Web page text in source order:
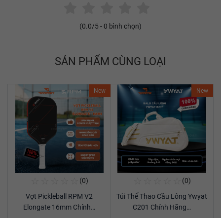
(0.0/5 - 0 bình chọn)
SẢN PHẨM CÙNG LOẠI
New
(0)
Vợt Pickleball RPM V2
Elongate 16mm Chính…
New
(0)
Túi Thể Thao Cầu Lông Ywyat
C201 Chính Hãng…